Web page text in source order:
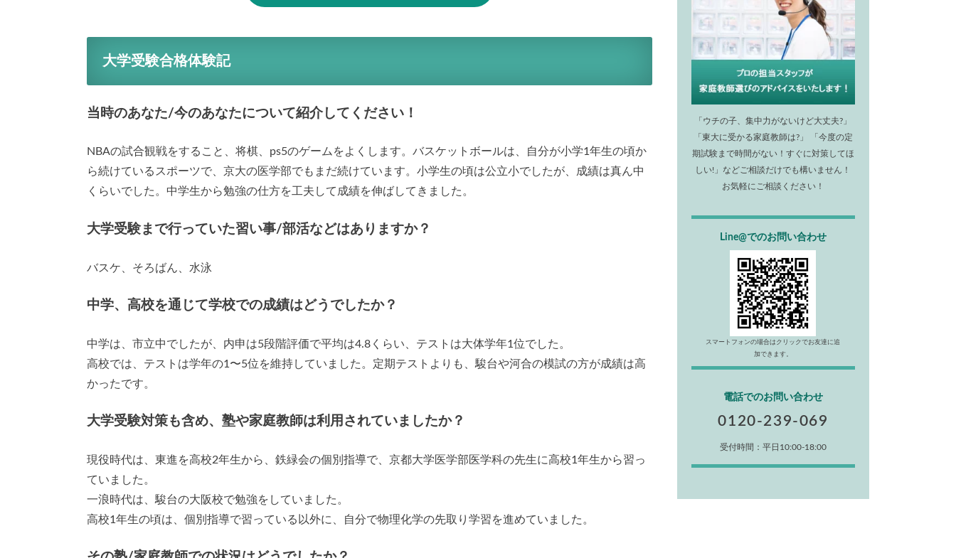
大学受験合格体験記
当時のあなた/今のあなたについて紹介してください！
NBAの試合観戦をすること、将棋、ps5のゲームをよくします。バスケットボールは、自分が小学1年生の頃か
ら続けているスポーツで、京大の医学部でもまだ続けています。小学生の頃は公立小でしたが、成績は真ん中
くらいでした。中学生から勉強の仕方を工夫して成績を伸ばしてきました。
大学受験まで行っていた習い事/部活などはありますか？
バスケ、そろばん、水泳
中学、高校を通じて学校での成績はどうでしたか？
中学は、市立中でしたが、内申は5段階評価で平均は4.8くらい、テストは大体学年1位でした。
高校では、テストは学年の1〜5位を維持していました。定期テストよりも、駿台や河合の模試の方が成績は高
かったです。
大学受験対策も含め、塾や家庭教師は利用されていましたか？
現役時代は、東進を高校2年生から、鉄緑会の個別指導で、京都大学医学部医学科の先生に高校1年生から習っ
ていました。
一浪時代は、駿台の大阪校で勉強をしていました。
高校1年生の頃は、個別指導で習っている以外に、自分で物理化学の先取り学習を進めていました。
「ウチの子、集中力がないけど大丈夫?」
「東大に受かる家庭教師は?」 「今度の定
期試験まで時間がない！すぐに対策してほ
しい!」などご相談だけでも構いません！
お気軽にご相談ください！
Line@でのお問い合わせ
スマートフォンの場合はクリックでお友達に追
加できます。
電話でのお問い合わせ
0120-239-069
受付時間：平日10:00-18:00